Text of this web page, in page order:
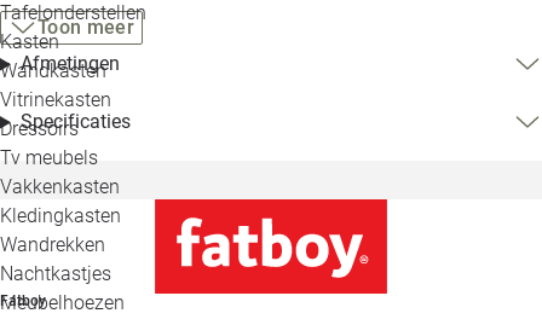
Tafelonderstellen
Kasten
Wandkasten
Vitrinekasten
Dressoirs
Tv meubels
Vakkenkasten
Kledingkasten
Wandrekken
Nachtkastjes
Meubelhoezen
Toon meer
Afmetingen
Specificaties
Fatboy